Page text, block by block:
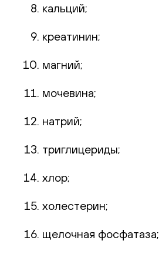
кальций;
креатинин;
магний;
мочевина;
натрий;
триглицериды;
хлор;
холестерин;
щелочная фосфатаза;